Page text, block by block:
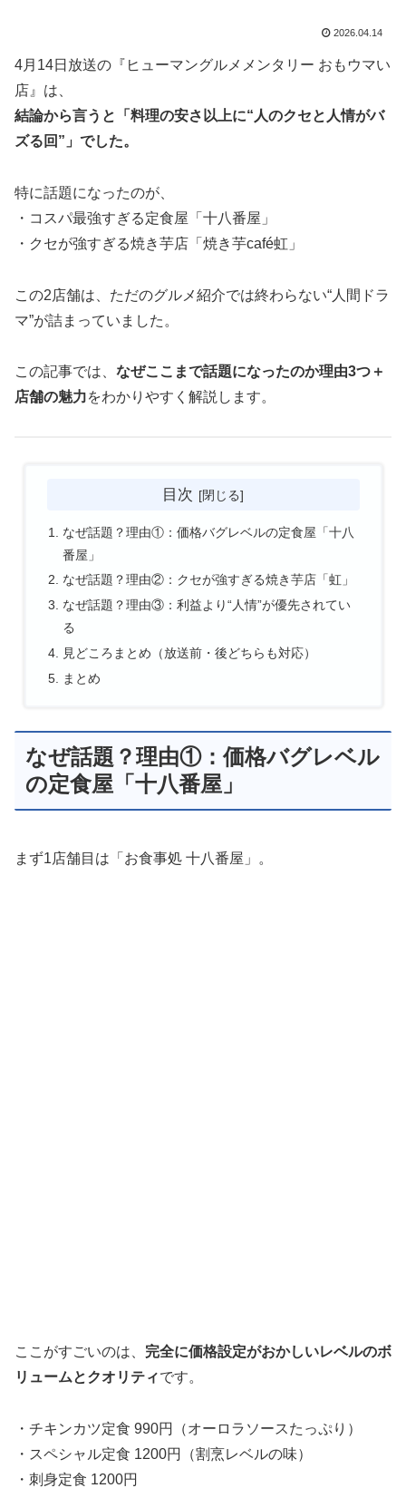
2026.04.14
4月14日放送の『ヒューマングルメメンタリー おもウマい
店』は、
結論から言うと「料理の安さ以上に“人のクセと人情がバ
ズる回”」でした。
特に話題になったのが、
・コスパ最強すぎる定食屋「十八番屋」
・クセが強すぎる焼き芋店「焼き芋café虹」
この2店舗は、ただのグルメ紹介では終わらない“人間ドラ
マ”が詰まっていました。
この記事では、 なぜここまで話題になったのか理由3つ＋
店舗の魅力をわかりやすく解説します。
目次
なぜ話題？理由①：価格バグレベルの定食屋「十八
番屋」
なぜ話題？理由②：クセが強すぎる焼き芋店「虹」
なぜ話題？理由③：利益より“人情”が優先されてい
る
見どころまとめ（放送前・後どちらも対応）
まとめ
なぜ話題？理由①：価格バグレベル
の定食屋「十八番屋」
まず1店舗目は「お食事処 十八番屋」。
ここがすごいのは、 完全に価格設定がおかしいレベルのボ
リュームとクオリティです。
・チキンカツ定食 990円（オーロラソースたっぷり）
・スペシャル定食 1200円（割烹レベルの味）
・刺身定食 1200円